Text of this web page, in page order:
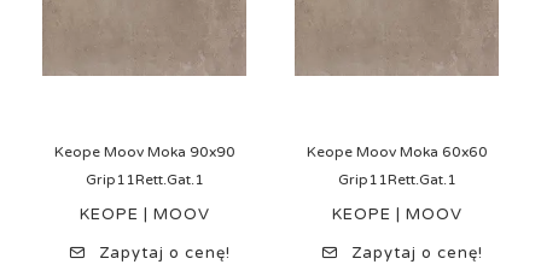
Keope Moov Moka 90x90
Grip11Rett.Gat.1
KEOPE | MOOV
Zapytaj o cenę!
Keope Moov Moka 60x60
Grip11Rett.Gat.1
KEOPE | MOOV
Zapytaj o cenę!